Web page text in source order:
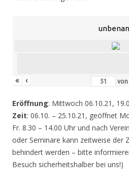
« ‹ von
Eröffnung: Mittwoch 06.10.21,
Zeit: 06.10. – 25.10.21, geöffnet
Fr. 8.30 – 14.00 Uhr und nach
oder Seminare kann zeitweise der
behindert werden – bitte
Besuch sicherheitshalber bei uns!)